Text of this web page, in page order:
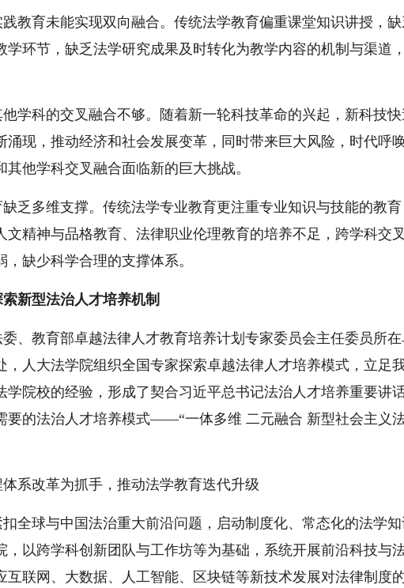
教育未能实现双向融合。传统法学教育偏重课堂知识讲授，
学环节，缺乏法学研究成果及时转化为教学内容的机制与渠道
学科的交叉融合不够。随着新一轮科技革命的兴起，新科技
涌现，推动经济和社会发展变革，同时带来巨大风险，时代呼
其他学科交叉融合面临新的巨大挑战。
乏多维支撑。传统法学专业教育更注重专业知识与技能的教
文精神与品格教育、法律职业伦理教育的培养不足，跨学科交
缺少科学合理的支撑体系。
新型法治人才培养机制
、教育部卓越法律人才教育培养计划专家委员会主任委员所
，人大法学院组织全国专家探索卓越法律人才培养模式，立足
学院校的经验，形成了契合习近平总书记法治人才培养重要讲
要的法治人才培养模式——“一体多维 二元融合 新型社会主义
系改革为抓手，推动法学教育迭代升级
扣全球与中国法治重大前沿问题，启动制度化、常态化的法学
，以跨学科创新团队与工作坊等为基础，系统开展前沿科技与
互联网、大数据、人工智能、区块链等新技术发展对法律制度